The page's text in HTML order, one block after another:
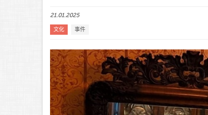
21.01.2025
文化 事件